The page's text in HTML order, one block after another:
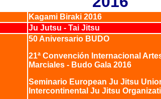
Kagami Biraki 2016
Ju Jutsu - Tai Jitsu
50 Aniversario BUDO
21ª Convención Internacional
Marciales - Budo Gala 2016
Seminario European Ju Jitsu
Intercontinental Ju Jitsu